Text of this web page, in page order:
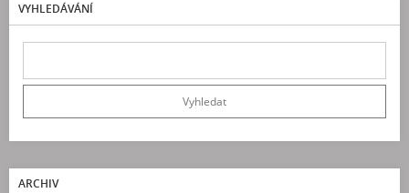
VYHLEDÁVÁNÍ
ARCHIV